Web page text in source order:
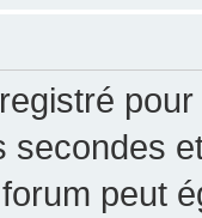
secondes
forum peut